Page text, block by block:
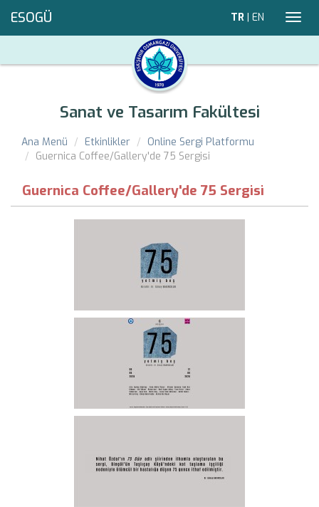
ESOGÜ TR | EN
Sanat ve Tasarım Fakültesi
Ana Menü Etkinlikler
Online Sergi Platformu
Guernica Coffee/Gallery'de 75 Sergisi
Guernica Coffee/Gallery'de 75 Sergisi